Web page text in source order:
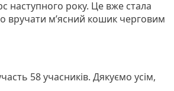
наступного року. Це вже стала
вручати м’ясний кошик черговим
58 учасників. Дякуємо усім,